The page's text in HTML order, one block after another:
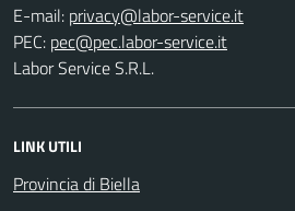
E-mail:
PEC:
Labor Service S.R.L.
LINK UTILI
Provincia di Biella